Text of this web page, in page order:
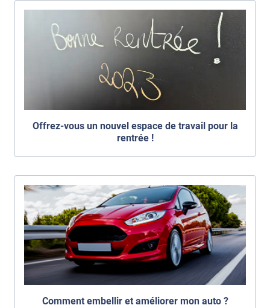
Offrez-vous un nouvel espace de travail pour la
rentrée !
Comment embellir et améliorer mon auto ?